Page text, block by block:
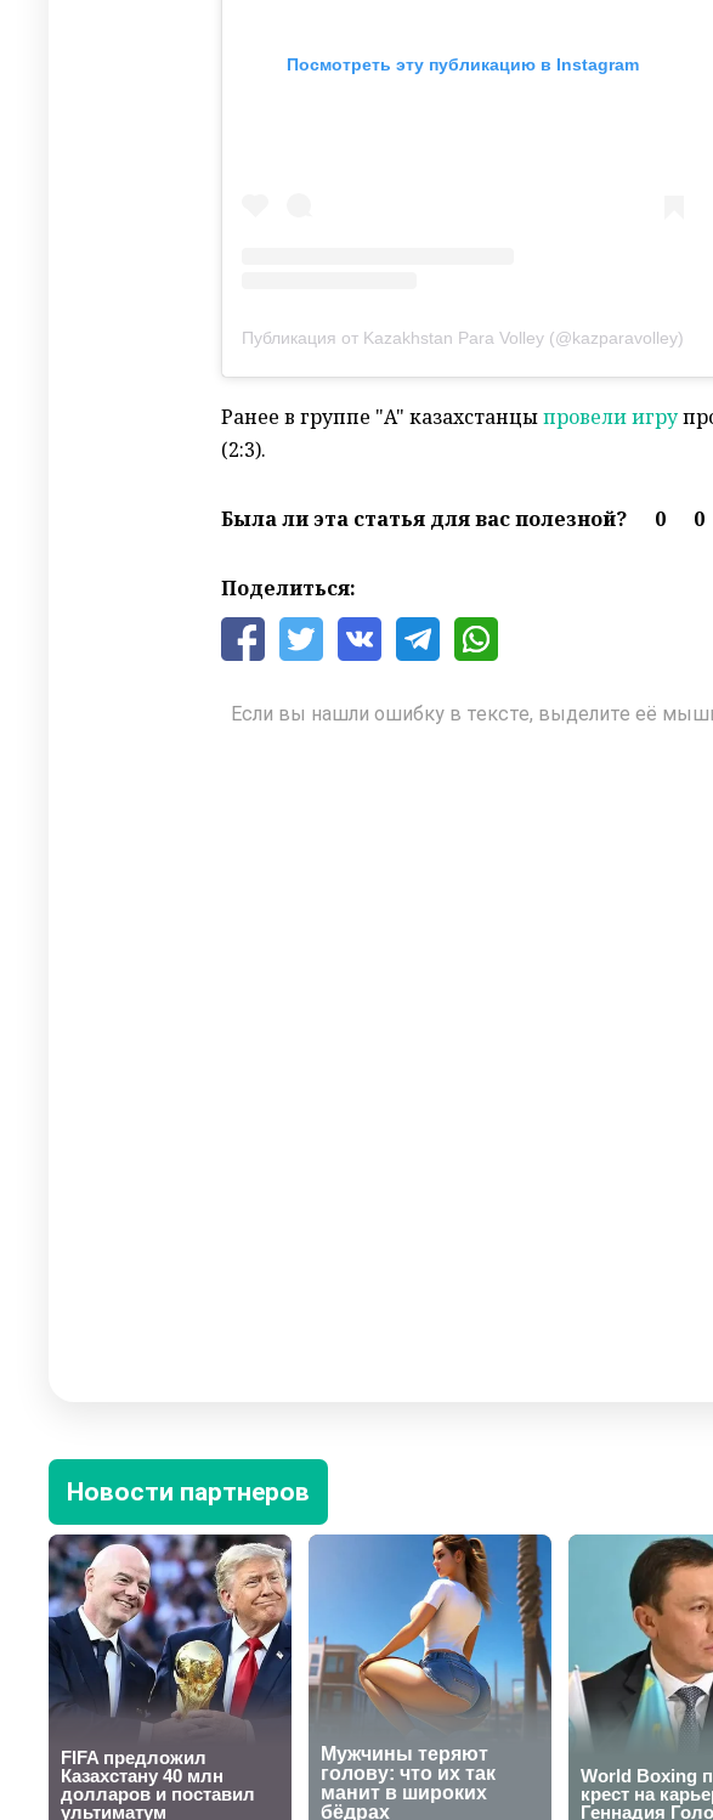
Посмотреть эту публикацию в Instagram
Публикация от Kazakhstan Para Volley (@kazparavolley)
Ранее в группе "A" казахстанцыпровели игру
(2:3).
Была ли эта статья для вас полезной? 0 0
Поделиться:
Если вы нашли ошибку в тексте, выделите её
Новости партнеров